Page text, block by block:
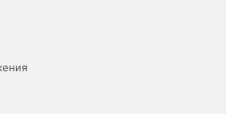
подразделить на следующие